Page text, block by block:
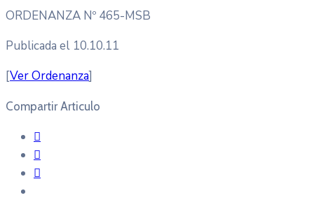
ORDENANZA Nº 465-MSB
Publicada el 10.10.11
[Ver Ordenanza]
Compartir Articulo